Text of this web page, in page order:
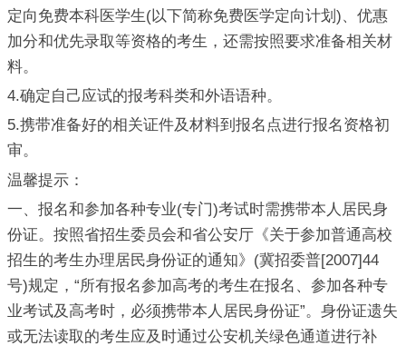
定向免费本科医学生(以下简称免费医学定向计划)、优惠
加分和优先录取等资格的考生，还需按照要求准备相关材
料。
4.确定自己应试的报考科类和外语语种。
5.携带准备好的相关证件及材料到报名点进行报名资格初
审。
温馨提示：
一、报名和参加各种专业(专门)考试时需携带本人居民身
份证。按照省招生委员会和省公安厅《关于参加普通高校
招生的考生办理居民身份证的通知》(冀招委普[2007]44
号)规定，“所有报名参加高考的考生在报名、参加各种专
业考试及高考时，必须携带本人居民身份证”。身份证遗失
或无法读取的考生应及时通过公安机关绿色通道进行补